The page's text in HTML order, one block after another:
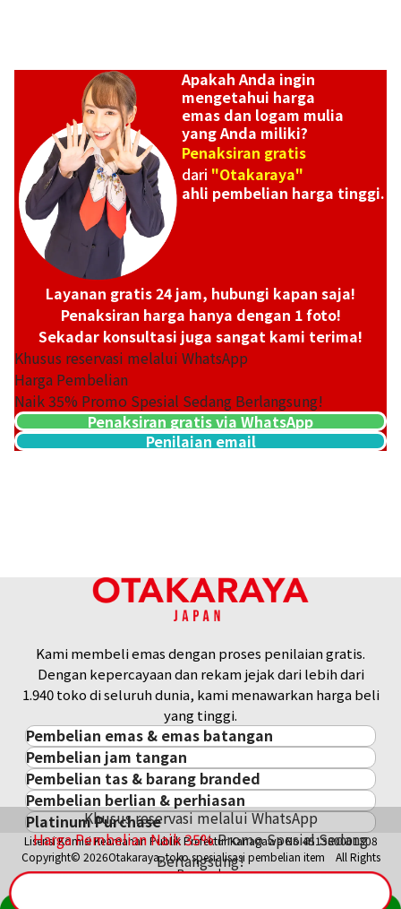
Apakah Anda ingin
mengetahui harga
emas dan logam mulia
yang Anda miliki?
Penaksiran gratis
dari "Otakaraya"
ahli pembelian harga tinggi.
Layanan gratis 24 jam, hubungi kapan saja!
Penaksiran harga hanya dengan 1 foto!
Sekadar konsultasi juga sangat kami terima!
Khusus reservasi melalui WhatsApp
Harga Pembelian
Naik35% Promo Spesial Sedang Berlangsung!
Penaksiran gratis via WhatsApp
Penilaian email
Khusus reservasi melalui WhatsApp
Harga Pembelian Naik35%Promo Spesial Sedang
Berlangsung!
Kami membeli emas dengan proses penilaian gratis.
Dengan kepercayaan dan rekam jejak dari lebih dari
1.940 toko di seluruh dunia, kami menawarkan harga beli
yang tinggi.
Pembelian emas & emas batangan
Pembelian emas & emas batangan
Emas Batangan / Gold Bar
Koin Emas
Harga Pasar Emas / Kurs Emas
Aksesoris Emas
Cincin Emas
Pembelian jam tangan
Pembelian jam tangan
ROLEX
PATEK PHILIPPE
AUDEMARS PIGUET
VACHERON CONSTANTIN
Pembelian tas & barang branded
Pembelian tas & barang branded
Cartier
LOUIS VUITTON
Hermès
Pembelian berlian & perhiasan
Pembelian berlian & perhiasan
Berlian
Zamrud
Platinum Purchase
Platinum
Lisensi Komisi Keamanan Publik Prefektur Kanagawa No.451380001308
Copyright© 2026Otakaraya, toko spesialisasi pembelian item All Rights
Reserved.